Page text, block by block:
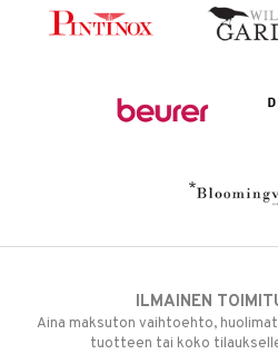
ILMAINEN
Aina maksuton vaihtoehto,
tuotteen tai koko